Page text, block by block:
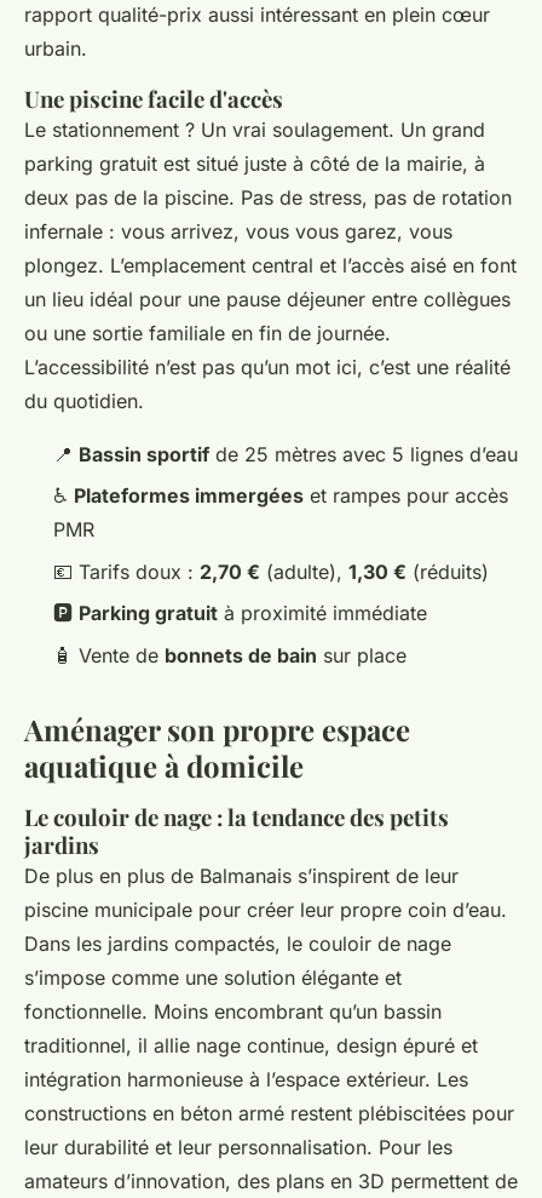
rapport qualité-prix aussi intéressant en plein cœur
urbain.
Une piscine facile d'accès
Le stationnement ? Un vrai soulagement. Un grand
parking gratuit est situé juste à côté de la mairie, à
deux pas de la piscine. Pas de stress, pas de rotation
infernale : vous arrivez, vous vous garez, vous
plongez. L’emplacement central et l’accès aisé en font
un lieu idéal pour une pause déjeuner entre collègues
ou une sortie familiale en fin de journée.
L’accessibilité n’est pas qu’un mot ici, c’est une réalité
du quotidien.
📍 Bassin sportif de 25 mètres avec 5 lignes d’eau
♿ Plateformes immergées et rampes pour accès
PMR
💶 Tarifs doux : 2,70 € (adulte), 1,30 € (réduits)
🅿️ Parking gratuit à proximité immédiate
🧴 Vente de bonnets de bain sur place
Aménager son propre espace
aquatique à domicile
Le couloir de nage : la tendance des petits
jardins
De plus en plus de Balmanais s’inspirent de leur
piscine municipale pour créer leur propre coin d’eau.
Dans les jardins compactés, le couloir de nage
s’impose comme une solution élégante et
fonctionnelle. Moins encombrant qu’un bassin
traditionnel, il allie nage continue, design épuré et
intégration harmonieuse à l’espace extérieur. Les
constructions en béton armé restent plébiscitées pour
leur durabilité et leur personnalisation. Pour les
amateurs d’innovation, des plans en 3D permettent de